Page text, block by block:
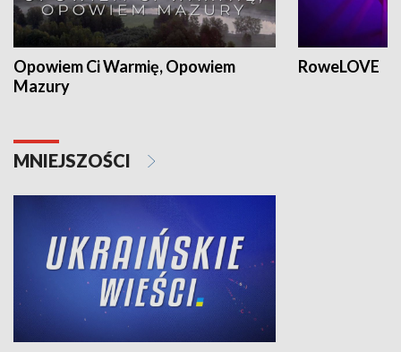
Opowiem Ci Warmię, Opowiem
Mazury
RoweLOVE
MNIEJSZOŚCI